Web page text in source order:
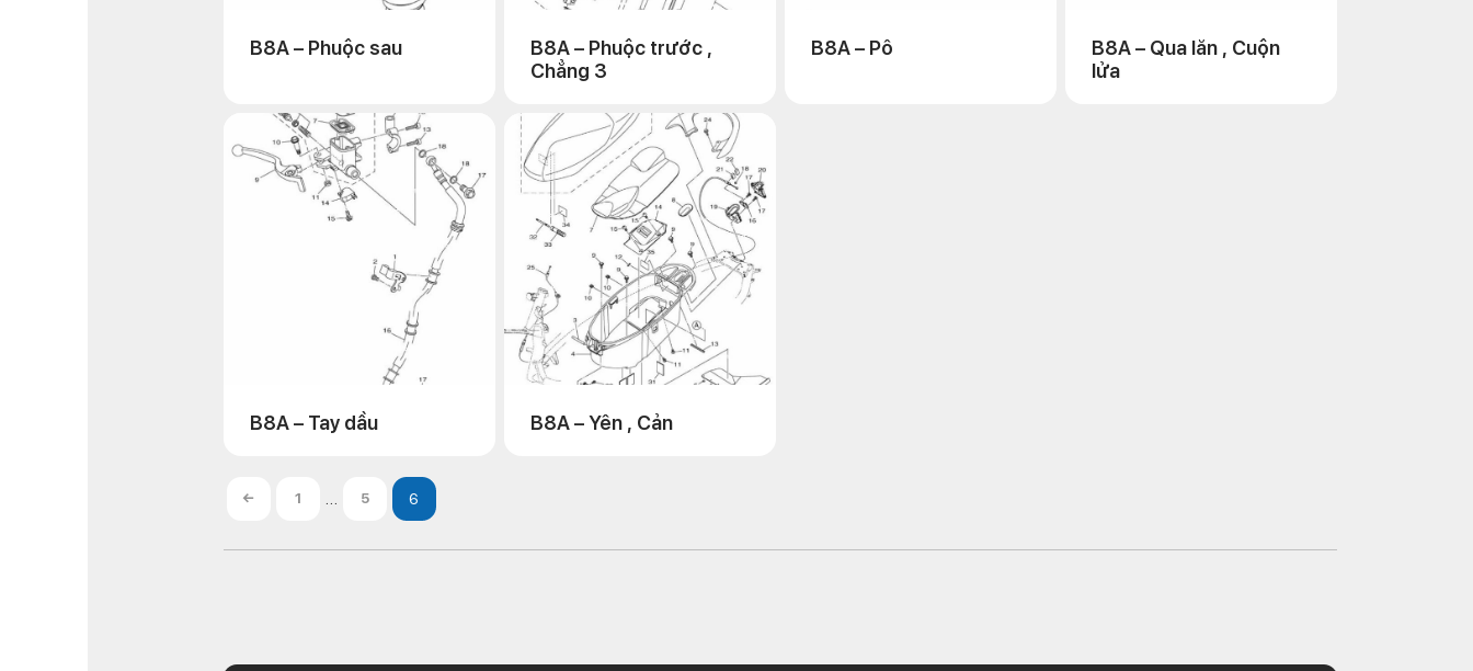
B8A – Phuộc sau
B8A – Phuộc trước ,
Chẳng 3
B8A – Pô
B8A – Qua lăn , Cuộn
lửa
B8A – Tay dầu B8A – Yên , Cản
← 1 … 5